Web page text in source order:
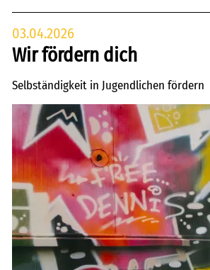
03.04.2026
Wir fördern dich
Selbständigkeit in Jugendlichen fördern